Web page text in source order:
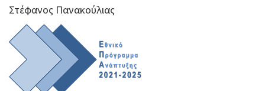
Στέφανος Πανακούλιας